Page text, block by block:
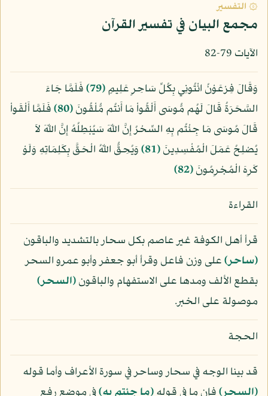
۞ التفسير
مجمع البيان في تفسير القرآن
الآيات 79-82
وَقَالَ فِرْعَوْنُ ائْتُونِي بِكُلِّ سَاحِرٍ عَلِيمٍ﴿79﴾
فَلَمَّا جَاءَ
السَّحَرَةُ قَالَ لَهُم مُّوسَى أَلْقُواْ مَا أَنتُم مُّلْقُونَ﴿80﴾
فَلَمَّا أَلْقَواْ
قَالَ مُوسَى مَا جِئْتُم بِهِ السِّحْرُ إِنَّ اللّهَ سَيُبْطِلُهُ إِنَّ اللّهَ لاَ
يُصْلِحُ عَمَلَ الْمُفْسِدِينَ﴿81﴾
وَيُحِقُّ اللّهُ الْحَقَّ بِكَلِمَاتِهِ وَلَوْ
كَرِهَ الْمُجْرِمُونَ﴿82﴾
القراءة
قرأ أهل الكوفة غير عاصم بكل سحار بالتشديد والباقون
﴿ساحر﴾على وزن فاعل وقرأ أبو جعفر وأبو عمرو السحر
بقطع الألف ومدها على الاستفهام والباقون﴿السحر﴾
موصولة على الخبر.
الحجة
قد بينا الوجه في سحار وساحر في سورة الأعراف وأما قوله
﴿السحر﴾فإن ما في قوله﴿ما جئتم به﴾في موضع رفع